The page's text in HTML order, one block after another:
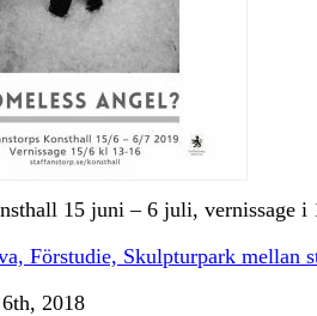
15 juni – 6 juli, vernissage i
Förstudie, Skulpturpark mellan
2018